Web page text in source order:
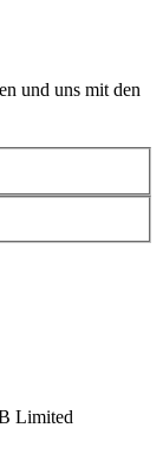
und uns mit den
Limited